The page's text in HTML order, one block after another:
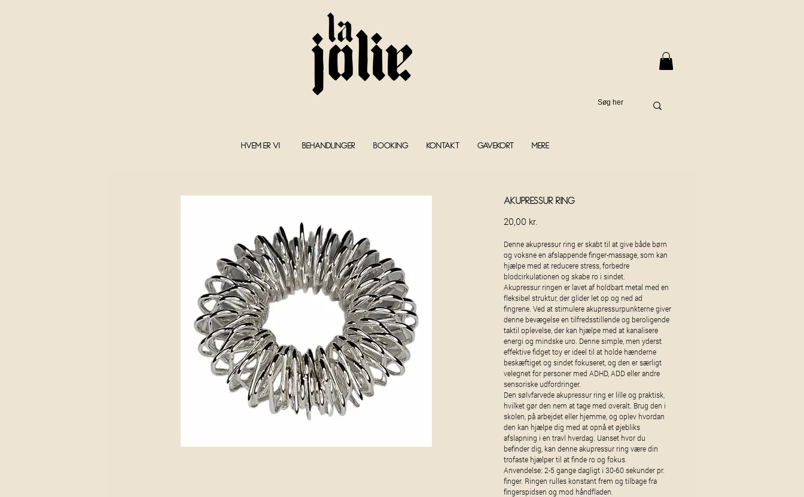
Hvem er vi? Behandlinger Booking Kontakt Gavekort Mere
Akupressur ring
20,00 kr.
Denne akupressur ring er skabt til at give både børn
og voksne en afslappende finger-massage, som kan
hjælpe med at reducere stress, forbedre
blodcirkulationen og skabe ro i sindet.
Akupressur ringen er lavet af holdbart metal med en
fleksibel struktur, der glider let op og ned ad
fingrene. Ved at stimulere akupressurpunkterne giver
denne bevægelse en tilfredsstillende og beroligende
taktil oplevelse, der kan hjælpe med at kanalisere
energi og mindske uro. Denne simple, men yderst
effektive fidget toy er ideel til at holde hænderne
beskæftiget og sindet fokuseret, og den er særligt
velegnet for personer med ADHD, ADD eller andre
sensoriske udfordringer.
Den sølvfarvede akupressur ring er lille og praktisk,
hvilket gør den nem at tage med overalt. Brug den i
skolen, på arbejdet eller hjemme, og oplev hvordan
den kan hjælpe dig med at opnå et øjebliks
afslapning i en travl hverdag. Uanset hvor du
befinder dig, kan denne akupressur ring være din
trofaste hjælper til at finde ro og fokus.
Anvendelse: 2-5 gange dagligt i 30-60 sekunder pr.
finger. Ringen rulles konstant frem og tilbage fra
fingerspidsen og mod håndfladen.